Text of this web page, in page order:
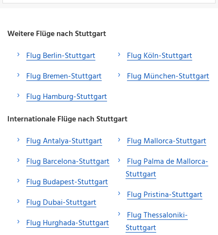
Weitere Flüge nach Stuttgart
Flug Berlin-Stuttgart
Flug Bremen-Stuttgart
Flug Hamburg-Stuttgart
Flug Köln-Stuttgart
Flug München-Stuttgart
Internationale Flüge nach Stuttgart
Flug Antalya-Stuttgart
Flug Barcelona-Stuttgart
Flug Budapest-Stuttgart
Flug Dubai-Stuttgart
Flug Hurghada-Stuttgart
Flug Mallorca-Stuttgart
Flug Palma de Mallorca-
Stuttgart
Flug Pristina-Stuttgart
Flug Thessaloniki-
Stuttgart